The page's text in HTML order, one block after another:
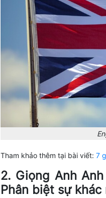
Tham khảo thêm tại bài viết: 7
2. Giọng Anh
Phân biệt sự